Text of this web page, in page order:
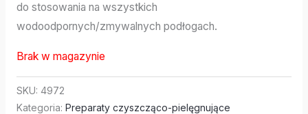
do stosowania na wszystkich
wodoodpornych/zmywalnych podłogach.
Brak w magazynie
SKU: 4972
Kategoria: Preparaty czyszcząco-pielęgnujące